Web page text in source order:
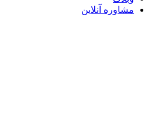
مشاوره آنلاین